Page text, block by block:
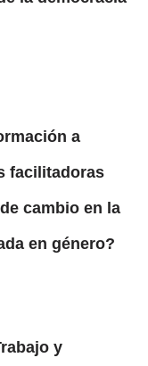
a
facilitadoras
cambio en la
en género?
y